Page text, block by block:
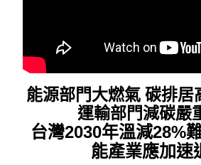
能源部門大燃氣 碳排
運輸部門減碳嚴
台灣2030年溫減28%
能產業應加速